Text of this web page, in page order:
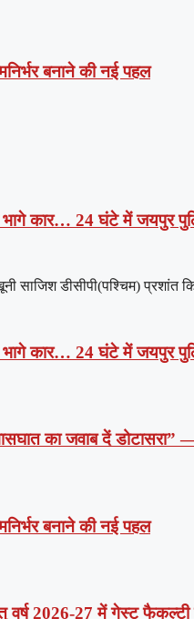
बनाने की नई पहल
कार… 24 घंटे में जयपुर
साजिश डीसीपी(पश्चिम) प्रशांत
कार… 24 घंटे में जयपुर
का जवाब दें डोटासरा”
बनाने की नई पहल
हेतु वर्ष 2026-27 में गेस्ट